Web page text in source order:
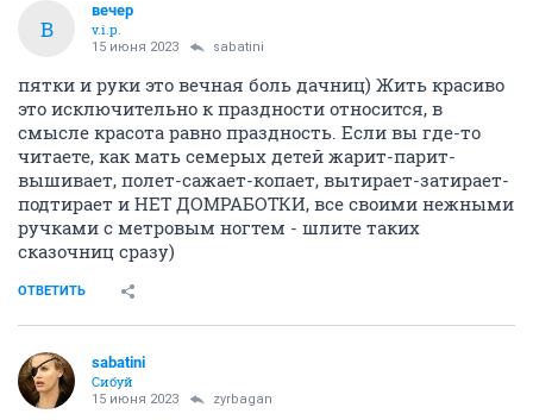
В
вечер
v.i.p.
15 июня 2023 sabatini
пятки и руки это вечная боль дачниц) Жить красиво
это исключительно к праздности относится, в
смысле красота равно праздность. Если вы где-то
читаете, как мать семерых детей жарит-парит-
вышивает, полет-сажает-копает, вытирает-затирает-
подтирает и НЕТ ДОМРАБОТКИ, все своими нежными
ручками с метровым ногтем - шлите таких
сказочниц сразу)
ОТВЕТИТЬ
sabatini
Сибуй
15 июня 2023 zyrbagan